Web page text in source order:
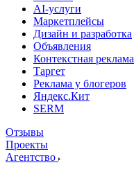
AI-услуги
Маркетплейсы
Дизайн и разработка
Объявления
Контекстная реклама
Таргет
Реклама у блогеров
Яндекс.Кит
SERM
Отзывы
Проекты
Агентство